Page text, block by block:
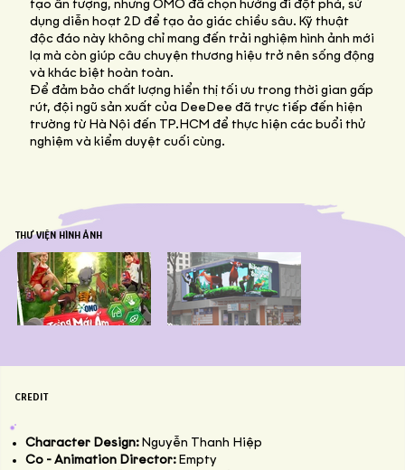
tạo ấn tượng, nhưng OMO đã chọn hướng đi đột phá, sử
dụng diễn hoạt 2D để tạo ảo giác chiều sâu. Kỹ thuật
độc đáo này không chỉ mang đến trải nghiệm hình ảnh mới
lạ mà còn giúp câu chuyện thương hiệu trở nên sống động
và khác biệt hoàn toàn.
Để đảm bảo chất lượng hiển thị tối ưu trong thời gian gấp
rút, đội ngũ sản xuất của DeeDee đã trực tiếp đến hiện
trường từ Hà Nội đến TP.HCM để thực hiện các buổi thử
nghiệm và kiểm duyệt cuối cùng.
CREDIT
Character Design: Nguyễn Thanh Hiệp
Co - Animation Director: Empty
THƯ VIỆN HÌNH ẢNH